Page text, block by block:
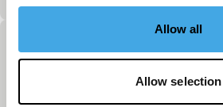
Allow all
Allow selection
Zwarte Manen